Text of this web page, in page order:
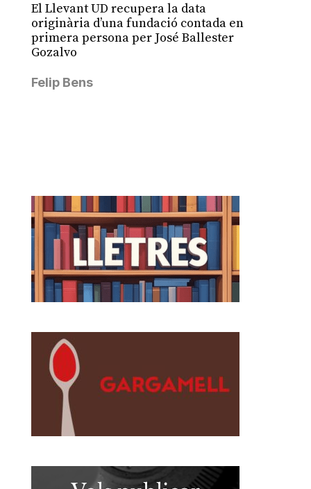
El Llevant UD recupera la data
originària d’una fundació contada en
primera persona per José Ballester
Gozalvo
Felip Bens